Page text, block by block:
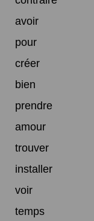
avoir
pour
créer
bien
prendre
amour
trouver
installer
voir
temps